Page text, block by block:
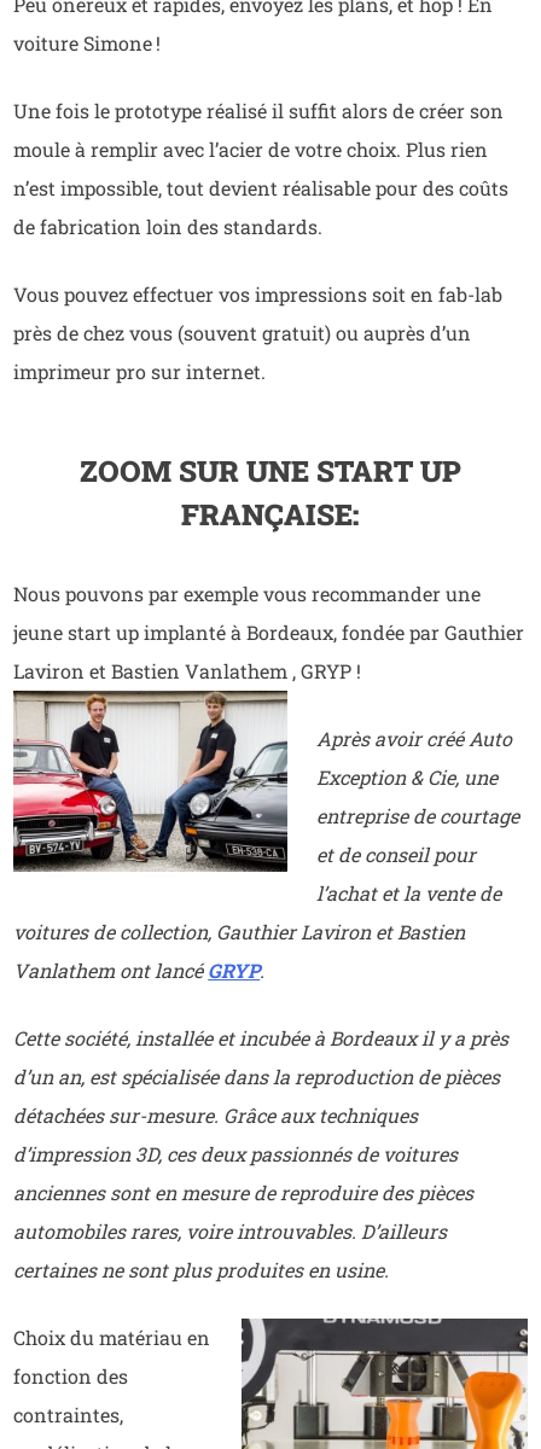
voiture Simone !
Une fois le prototype réalisé il suffit alors de créer son
moule à remplir avec l’acier de votre choix. Plus rien
n’est impossible, tout devient réalisable pour des coûts
de fabrication loin des standards.
Vous pouvez effectuer vos impressions soit en fab-lab
près de chez vous (souvent gratuit) ou auprès d’un
imprimeur pro sur internet.
ZOOM SUR UNE START UP
FRANÇAISE:
Nous pouvons par exemple vous recommander une
jeune start up implanté à Bordeaux, fondée par Gauthier
Laviron et Bastien Vanlathem , GRYP !
Après avoir créé Auto
Exception & Cie, une
entreprise de courtage
et de conseil pour
l’achat et la vente de
voitures de collection, Gauthier Laviron et Bastien
Vanlathem ont lancéGRYP.
Cette société, installée et incubée à Bordeaux il y a près
d’un an, est spécialisée dans la reproduction de pièces
détachées sur-mesure. Grâce aux techniques
d’impression 3D, ces deux passionnés de voitures
anciennes sont en mesure de reproduire des pièces
automobiles rares, voire introuvables. D’ailleurs
certaines ne sont plus produites en usine.
Choix du matériau en
fonction des
contraintes,